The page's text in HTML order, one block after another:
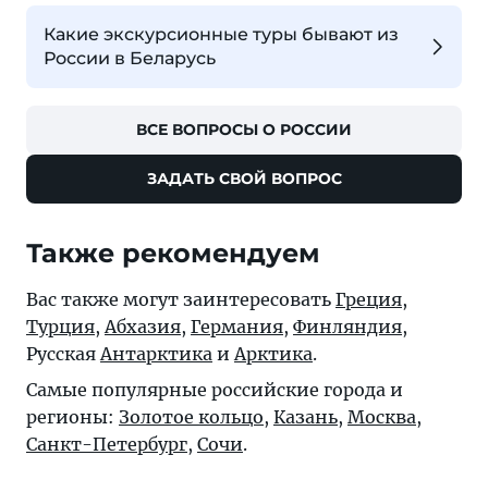
Какие экскурсионные туры бывают из
России в Беларусь
ВСЕ ВОПРОСЫ О РОССИИ
ЗАДАТЬ СВОЙ ВОПРОС
Также рекомендуем
Вас также могут заинтересовать Греция,
Турция, Абхазия, Германия, Финляндия,
Русская Антарктика и Арктика.
Самые популярные российские города и
регионы: Золотое кольцо, Казань, Москва,
Санкт-Петербург, Сочи.